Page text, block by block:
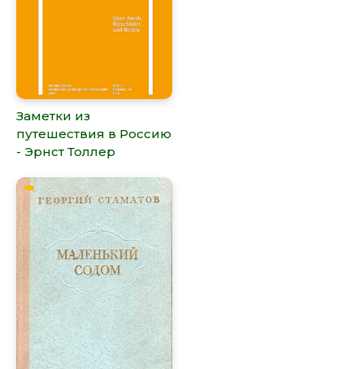
Заметки из
путешествия в Россию
- Эрнст Толлер